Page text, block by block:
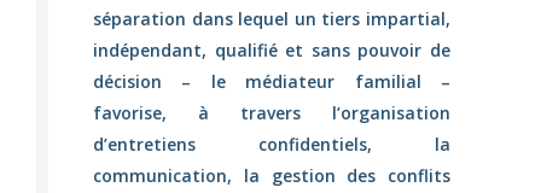
séparation dans lequel un tiers impartial,
indépendant, qualifié et sans pouvoir de
décision – le médiateur familial –
favorise, à travers l’organisation
d’entretiens confidentiels, la
communication, la gestion des conflits